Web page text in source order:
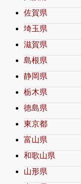
佐賀県
埼玉県
滋賀県
島根県
静岡県
栃木県
徳島県
東京都
富山県
和歌山県
山形県